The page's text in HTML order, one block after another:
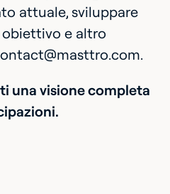
attuale, sviluppare
e altro
una visione completa